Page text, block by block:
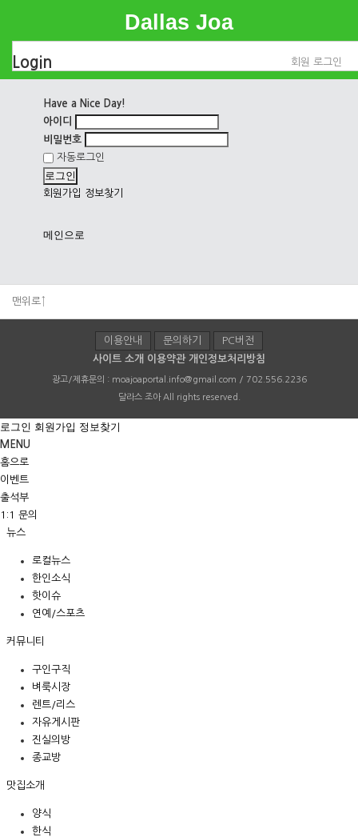
Dallas Joa
Login 회원 로그인
Have a Nice Day!
아이디
비밀번호
자동로그인
로그인
회원가입 정보찾기
메인으로
맨위로↑
이용안내 문의하기
PC버전
사이트 소개 이용약관 개인정보처리방침
광고/제휴문의 : moajoaportal.info@gmail.com / 702.556.2236
달라스 조아 All rights reserved.
로그인 회원가입 정보찾기
MENU
홈으로
이벤트
출석부
1:1 문의
뉴스
로컬뉴스
한인소식
핫이슈
연예/스포츠
커뮤니티
구인구직
벼룩시장
렌트/리스
자유게시판
진실의방
종교방
맛집소개
양식
한식